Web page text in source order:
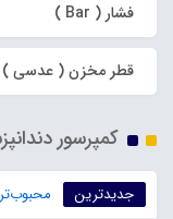
فشار ( Bar )
قطر مخزن ( عدسی )
کمپرسور
جدیدترین